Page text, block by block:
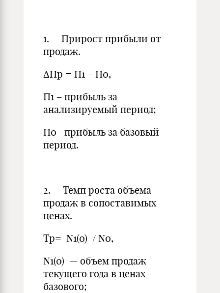
1. Прирост прибыли от
продаж.
ΔПр = П1 – П0,
П1 – прибыль за
анализируемый период;
П0– прибыль за базовый
период.
2. Темп роста объема
продаж в сопоставимых
ценах.
Тр= N1(0) / N0,
N1(0) — объем продаж
текущего года в ценах
базового;